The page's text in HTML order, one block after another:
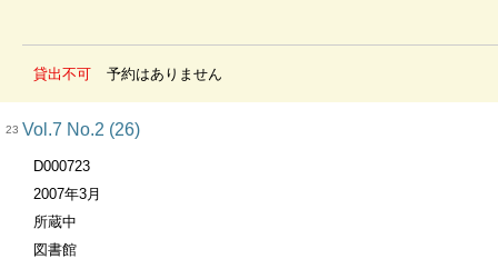
貸出不可 予約はありません
23 Vol.7 No.2 (26)
D000723
2007年3月
所蔵中
図書館